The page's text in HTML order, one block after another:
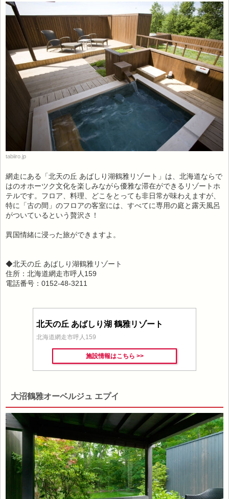
tabiiro.jp
網走にある「北天の丘 あばしり湖鶴雅リゾート」は、北海道ならで
はのオホーツク文化を楽しみながら優雅な滞在ができるリゾートホ
テルです。フロア、料理、どこをとっても非日常が味わえますが、
特に「古の間」のフロアの客室には、すべてに専用の庭と露天風呂
がついているという贅沢さ！
異国情緒に浸った旅ができますよ。
◆北天の丘 あばしり湖鶴雅リゾート
住所：北海道網走市呼人159
電話番号：0152-48-3211
北天の丘 あばしり湖 鶴雅リゾート
北海道網走市呼人159
施設情報はこちら >>
大沼鶴雅オーベルジュ エプイ